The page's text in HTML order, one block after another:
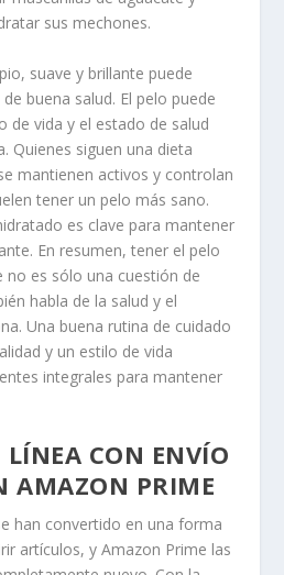
sus mechones.
suave y brillante puede
buena salud. El pelo puede
de vida y el estado de salud
Quienes siguen una dieta
mantienen activos y controlan
tener un pelo más sano.
es clave para mantener
En resumen, tener el pelo
no es sólo una cuestión de
habla de la salud y el
Una buena rutina de cuidado
y un estilo de vida
integrales para mantener
LÍNEA CON ENVÍO
AMAZON PRIME
han convertido en una forma
artículos, y Amazon Prime las